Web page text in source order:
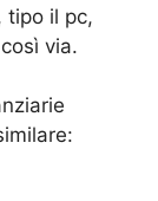
tipo il pc,
via.